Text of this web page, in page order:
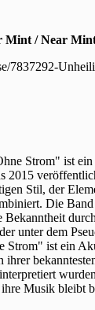
Mint / Near
7837292-
Strom" ist
2015
Stil, der
Die
Bekanntheit
unter dem
Strom" ist ein
Musik bleibt